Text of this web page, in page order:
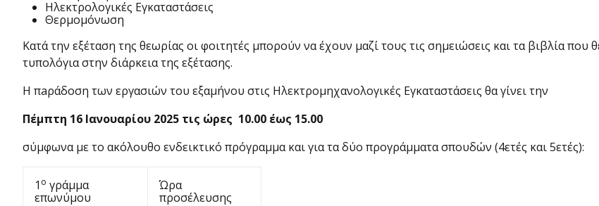
Ηλεκτρολογικές Εγκαταστάσεις
Θερμομόνωση
Κατά την εξέταση της θεωρίας οι φοιτητές μπορούν να έχουν μαζί τους τις σημειώσεις και τα βιβλία
τυπολόγια στην διάρκεια της εξέτασης.
Η πaράδοση των εργασιών του εξαμήνου στις Ηλεκτρομηχανολογικές Εγκαταστάσεις θα γίνει την
Πέμπτη 16 Ιανουαρίου 2025 τις ώρες 10.00 έως 15.00
σύμφωνα με το ακόλουθο ενδεικτικό πρόγραμμα και για τα δύο προγράμματα σπουδών (4ετές και 5ετές):
1 ο γράμμα
επωνύμου
Ώρα
προσέλευσης